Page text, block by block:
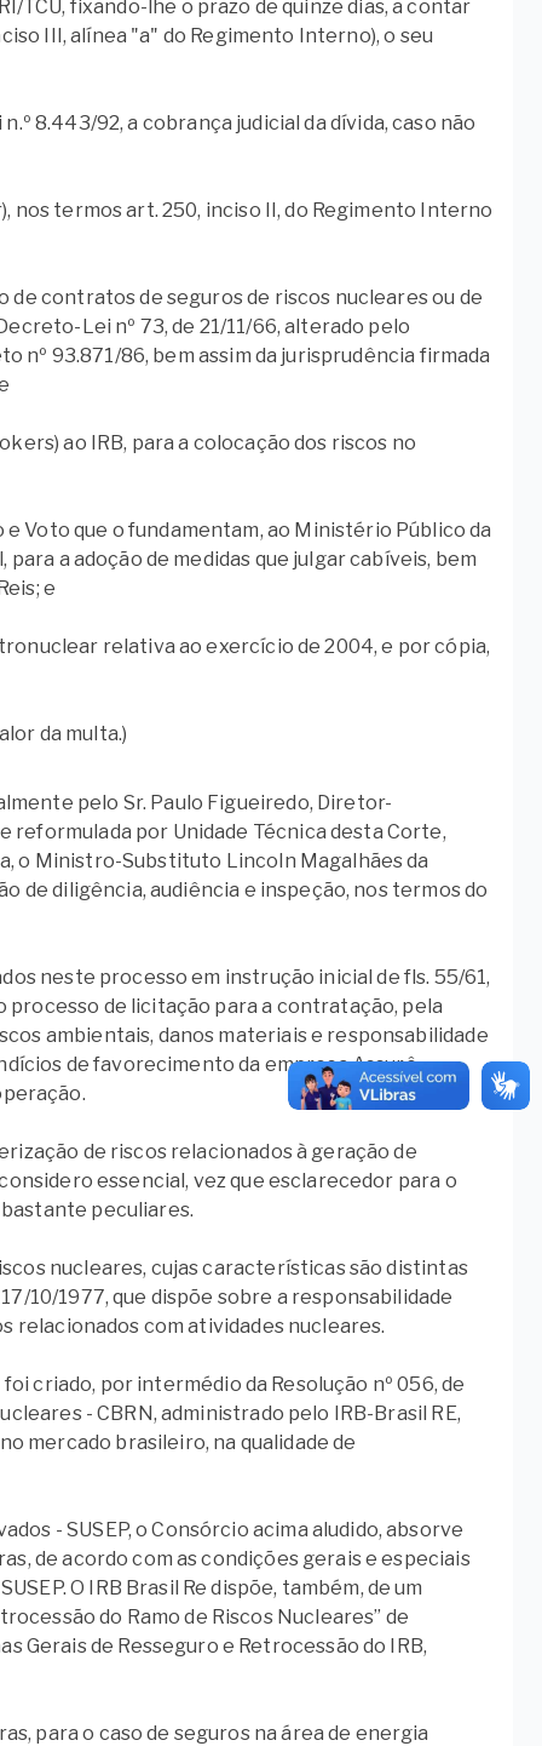
TCU, fixando-lhe o prazo de quinze dias, a contar
III, alínea "a" do Regimento Interno), o seu
8.443/92, a cobrança judicial da dívida, caso não
nos termos art. 250, inciso II, do Regimento Interno
de contratos de seguros de riscos nucleares ou de
Lei nº 73, de 21/11/66, alterado pelo
nº 93.871/86, bem assim da jurisprudência firmada
ao IRB, para a colocação dos riscos no
Voto que o fundamentam, ao Ministério Público da
a adoção de medidas que julgar cabíveis, bem
e
relativa ao exercício de 2004, e por cópia,
da multa.)
pelo Sr. Paulo Figueiredo, Diretor-
por Unidade Técnica desta Corte,
o Ministro-Substituto Lincoln Magalhães da
de diligência, audiência e inspeção, nos termos do
neste processo em instrução inicial de fls. 55/61,
de licitação para a contratação, pela
ambientais, danos materiais e responsabilidade
de favorecimento da empresa Assurê
de riscos relacionados à geração de
essencial, vez que esclarecedor para o
peculiares.
nucleares, cujas características são distintas
10/1977, que dispõe sobre a responsabilidade
relacionados com atividades nucleares.
criado, por intermédio da Resolução nº 056, de
- CBRN, administrado pelo IRB-Brasil RE,
mercado brasileiro, na qualidade de
- SUSEP, o Consórcio acima aludido, absorve
de acordo com as condições gerais e especiais
O IRB Brasil Re dispõe, também, de um
do Ramo de Riscos Nucleares” de
Gerais de Resseguro e Retrocessão do IRB,
para o caso de seguros na área de energia